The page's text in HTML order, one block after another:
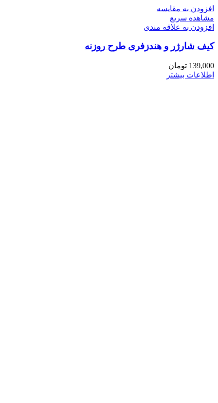
افزودن به مقایسه
مشاهده سریع
افزودن به علاقه مندی
کیف شارژر و هندزفری طرح روزنه
139,000 تومان
اطلاعات بیشتر